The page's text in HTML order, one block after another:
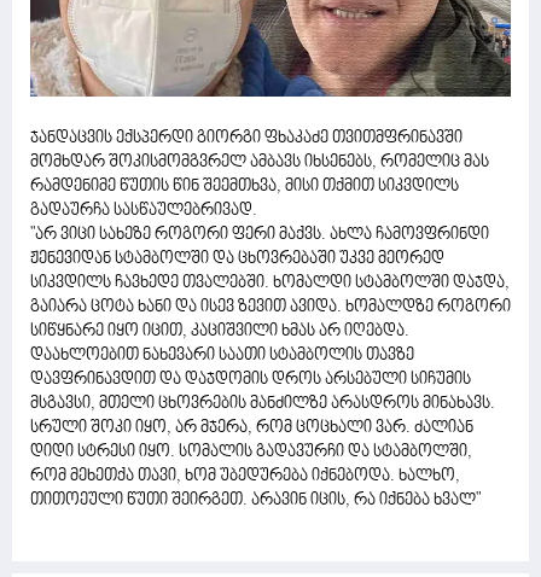
ჯანდაცვის ექსპერდი გიორგი ფხაკაძე თვითმფრინავში
მომხდარ შოკისმომგვრელ ამბავს იხსენებს, რომელიც მას
რამდენიმე წუთის წინ შეემთხვა, მისი თქმით სიკვდილს
გადაურჩა სასწაულებრივად.
"არ ვიცი სახეზე როგორი ფერი მაქვს. ახლა ჩამოვფრინდი
ჟენევიდან სტამბოლში და ცხოვრებაში უკვე მეორედ
სიკვდილს ჩავხედე თვალებში. ხომალდი სტამბოლში დაჯდა,
გაიარა ცოტა ხანი და ისევ ზევით ავიდა. ხომალდზე როგორი
სიწყნარე იყო იცით, კაციშვილი ხმას არ იღებდა.
დაახლოებით ნახევარი საათი სტამბოლის თავზე
დავფრინავდით და დაჯდომის დროს არსებული სიჩუმის
მსგავსი, მთელი ცხოვრების მანძილზე არასდროს მინახავს.
სრული შოკი იყო, არ მჯერა, რომ ცოცხალი ვარ. ძალიან
დიდი სტრესი იყო. სომალის გადავურჩი და სტამბოლში,
რომ მეხეთქა თავი, ხომ უბედურება იქნებოდა. ხალხო,
თითოეული წუთი შეირგეთ. არავინ იცის, რა იქნება ხვალ"